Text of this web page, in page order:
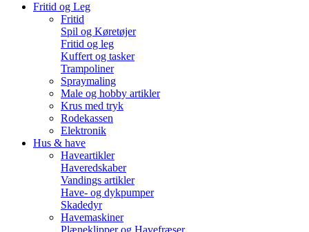
Fritid og Leg
Fritid
Spil og Køretøjer
Fritid og leg
Kuffert og tasker
Trampoliner
Spraymaling
Male og hobby artikler
Krus med tryk
Rodekassen
Elektronik
Hus & have
Haveartikler
Haveredskaber
Vandings artikler
Have- og dykpumper
Skadedyr
Havemaskiner
Plæneklipper og Havefræser